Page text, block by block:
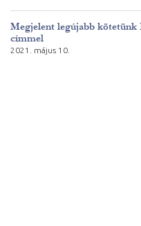
Megjelent legújabb kötetünk
címmel
2021. május 10.